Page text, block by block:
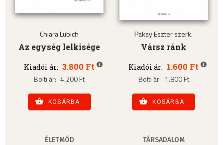
Chiara Lubich
Az egység lelkisége
Kiadói ár: 3.800 Ft
Bolti ár: 4.200 Ft
KOSÁRBA
Paksy Eszter szerk.
Vársz ránk
Kiadói ár: 1.600 Ft
Bolti ár: 1.800 Ft
KOSÁRBA
ÉLETMÓD TÁRSADALOM